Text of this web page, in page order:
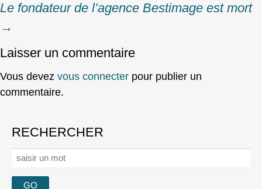
Le fondateur de l’agence Bestimage est mort
→
Laisser un commentaire
Vous devez vous connecter pour publier un
commentaire.
RECHERCHER
Rechercher :